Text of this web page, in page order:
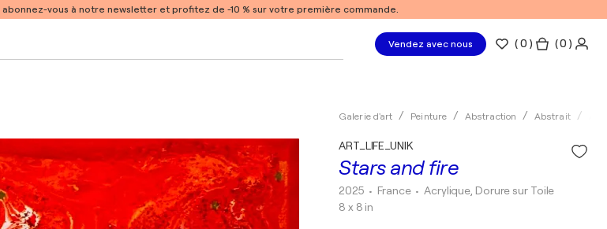
abonnez-vous à notre newsletter et profitez de -10 % sur votre première commande.
Vendez avec nous (0 ) ( 0 )
Galerie d'art Peinture Abstraction Abstrait
Stars and fire
ART_LIFE_UNIK
2025 • France •Acrylique, Dorure sur Toile
8 x 8 in